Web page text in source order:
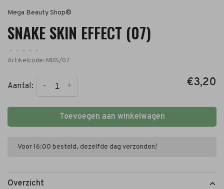
Mega Beauty Shop®
SNAKE SKIN EFFECT (07)
• • • •
•
Artikelcode: MBS/07
Aantal: +
- €3,20
Toevoegen aan winkelwagen
Voor 16:00 besteld, dezelfde dag verzonden!
Overzicht